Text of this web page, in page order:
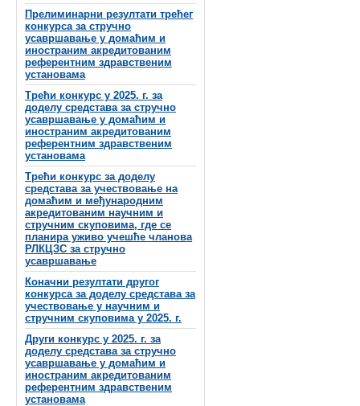
Прелиминарни резултати трећег
конкурса за стручно
усавршавање у домаћим и
иностраним акредитованим
референтним здравственим
установама
Трећи конкурс у 2025. г. за
доделу средстава за стручно
усавршавање у домаћим и
иностраним акредитованим
референтним здравственим
установама
Трећи конкурс за доделу
средстава за учествовање на
домаћим и међународним
акредитованим научним и
стручним скуповима, где се
планира уживо учешће чланова
РЛКЦЗС за стручно
усавршавање
Коначни резултати другог
конкурса за доделу средстава за
учествовање у научним и
стручним скуповима у 2025. г.
Други конкурс у 2025. г. за
доделу средстава за стручно
усавршавање у домаћим и
иностраним акредитованим
референтним здравственим
установама